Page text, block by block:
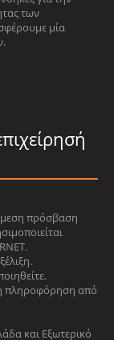
των
μία
πρόσβαση
πληροφόρηση από
και Εξωτερικό